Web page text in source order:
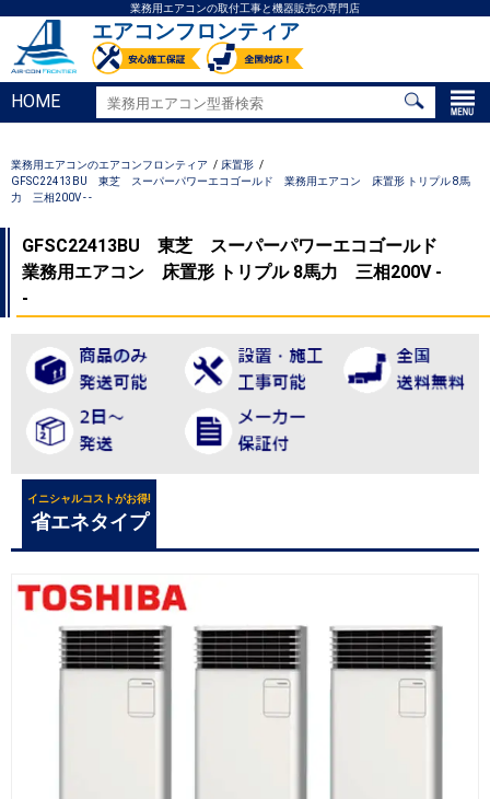
業務用エアコンの取付工事と機器販売の専門店
エアコンフロンティア
HOME
業務用エアコンのエアコンフロンティア
床置形
GFSC22413BU 東芝 スーパーパワーエコゴールド 業務用エアコン 床置形 トリプル 8馬
力 三相200V - -
GFSC22413BU 東芝 スーパーパワーエコゴールド
業務用エアコン 床置形 トリプル 8馬力 三相200V -
-
イニシャルコストがお得!
省エネタイプ